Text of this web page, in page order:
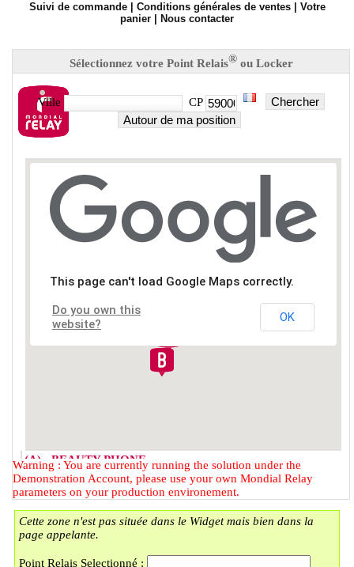
Suivi de commande Conditions générales de ventes
Votre
panier
Nous contacter
Sélectionnez votre Point Relais®ou Locker
Ville CP
Chercher
Autour de ma position
This page can't load Google Maps correctly.
Do you own this
website?
OK
(A) - BEAUTY PHONE
2 RUE DU FAUBOURG DES
POSTES
59000 - LILLE
(B) - LOCKER BMOBILE
57 RUE DU FAUBOURG DES
Warning : You are currently running the solution under the
Demonstration Account, please use your own Mondial Relay
parameters on your production environement.
Cette zone n'est pas située dans le Widget mais bien dans la
page appelante.
Point Relais Selectionné :